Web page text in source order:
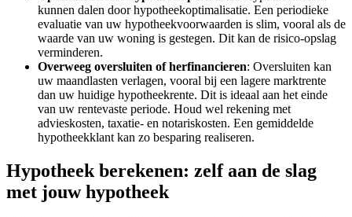
kunnen dalen door hypotheekoptimalisatie. Een periodieke
evaluatie van uw hypotheekvoorwaarden is slim, vooral als de
waarde van uw woning is gestegen. Dit kan de risico-opslag
verminderen.
Overweeg oversluiten of herfinancieren: Oversluiten kan
uw maandlasten verlagen, vooral bij een lagere marktrente
dan uw huidige hypotheekrente. Dit is ideaal aan het einde
van uw rentevaste periode. Houd wel rekening met
advieskosten, taxatie- en notariskosten. Een gemiddelde
hypotheekklant kan zo besparing realiseren.
Hypotheek berekenen: zelf aan de slag
met jouw hypotheek